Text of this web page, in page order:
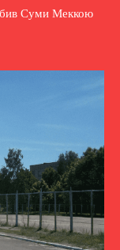
Суми Меккою